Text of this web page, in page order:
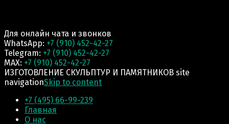
Для онлайн чата и звонков
WhatsApp: +7 (910) 452-42-27
Telegram: +7 (910) 452-42-27
MAX: +7 (910) 452-42-27
ИЗГОТОВЛЕНИЕ СКУЛЬПТУР И ПАМЯТНИКОВ site
navigationSkip to content
+7 (495) 66-99-239
Главная
О нас